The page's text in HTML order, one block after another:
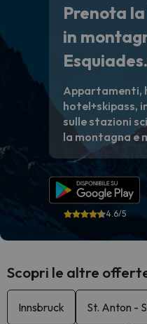
Prenota
in
Appartamenti,
hotel+skipass,
sulle stazioni
la montagna e
4.6/5
Scopri le altre
Innsbruck St. Anton -